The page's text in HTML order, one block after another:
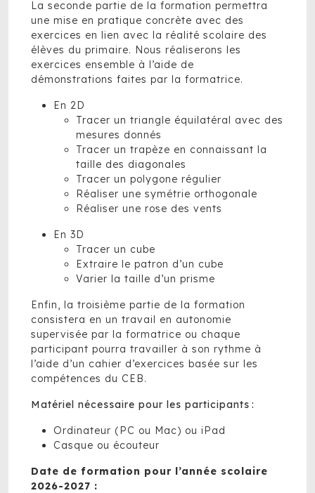
La seconde partie de la formation permettra
une mise en pratique concrète avec des
exercices en lien avec la réalité scolaire des
élèves du primaire. Nous réaliserons les
exercices ensemble à l’aide de
démonstrations faites par la formatrice.
En 2D
Tracer un triangle équilatéral avec des
mesures donnés
Tracer un trapèze en connaissant la
taille des diagonales
Tracer un polygone régulier
Réaliser une symétrie orthogonale
Réaliser une rose des vents
En 3D
Tracer un cube
Extraire le patron d’un cube
Varier la taille d’un prisme
Enfin, la troisième partie de la formation
consistera en un travail en autonomie
supervisée par la formatrice ou chaque
participant pourra travailler à son rythme à
l’aide d’un cahier d’exercices basée sur les
compétences du CEB.
Matériel nécessaire pour les participants :
Ordinateur (PC ou Mac) ou iPad
Casque ou écouteur
Date de formation pour l’année scolaire
2026-2027 :